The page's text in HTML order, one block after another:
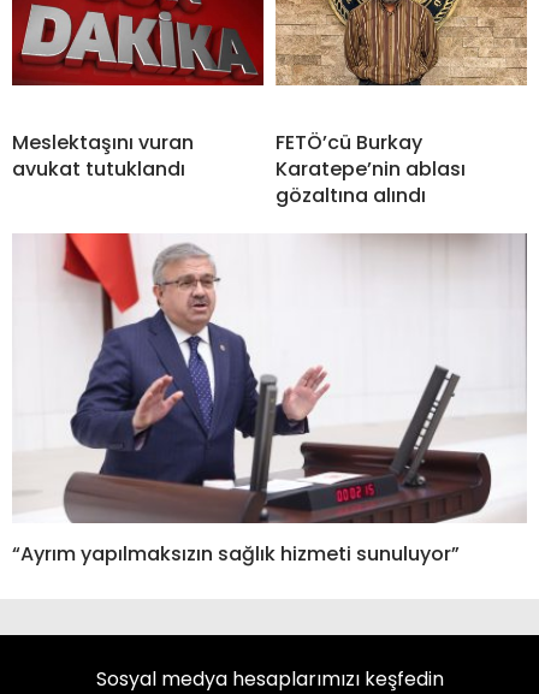
Meslektaşını vuran
avukat tutuklandı
FETÖ’cü Burkay
Karatepe’nin ablası
gözaltına alındı
“Ayrım yapılmaksızın sağlık hizmeti sunuluyor”
Sosyal medya hesaplarımızı keşfedin